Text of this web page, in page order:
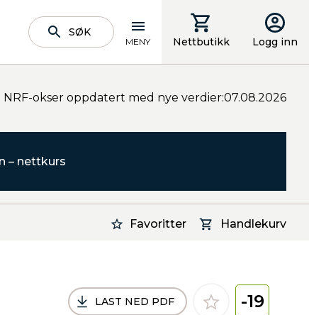
SØK
MENY Nettbutikk Logg inn
NRF-okser oppdatert med nye verdier:07.08.2026
– nettkurs
Favoritter Handlekurv
LAST NED PDF -19